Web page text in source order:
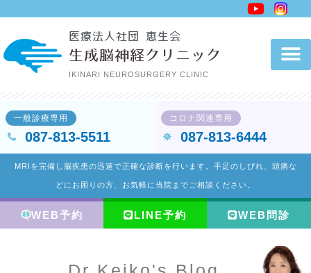
を
ス
ッ
プ
医療法人社団 恵生会
生成脳神経クリニック
IKINARI NEUROSURGERY CLINIC
一般診療専用
087-813-5511
コロナ関連専用
087-813-6444
MRIを完備し脳疾患の迅速で正確な診断を行います。手足のしびれ、頭痛な
どにお困りの方、お気軽に当院までご相談ください。
WEB予約 LINE予約 WEB問診